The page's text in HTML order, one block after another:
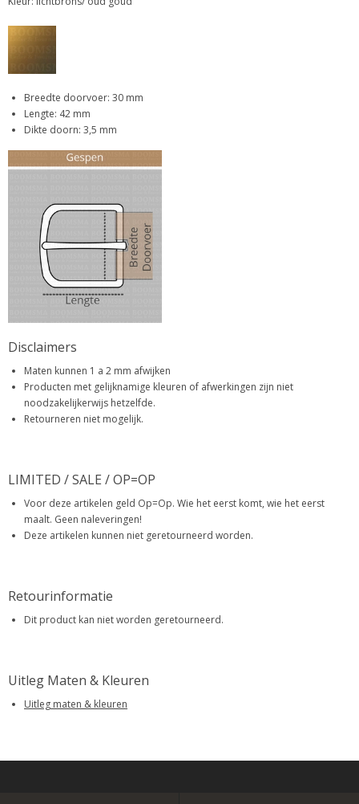
Breedte doorvoer: 30 mm
Lengte: 42 mm
Dikte doorn: 3,5 mm
Disclaimers
Maten kunnen 1 a 2 mm afwijken
Producten met gelijknamige kleuren of afwerkingen zijn niet
noodzakelijkerwijs hetzelfde.
Retourneren niet mogelijk.
LIMITED / SALE / OP=OP
Voor deze artikelen geld Op=Op. Wie het eerst komt, wie het eerst
maalt. Geen naleveringen!
Deze artikelen kunnen niet geretourneerd worden.
Retourinformatie
Dit product kan niet worden geretourneerd.
Uitleg Maten & Kleuren
Uitleg maten & kleuren